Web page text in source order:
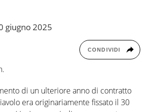
giugno 2025
CONDIVIDI
di un ulteriore anno di contratto
era originariamente fissato il 30